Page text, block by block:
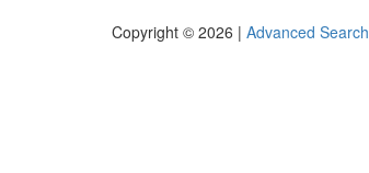
Copyright © 2026 | Advanced Search